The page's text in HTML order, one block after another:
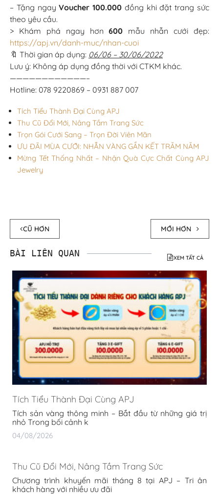
– Tặng ngay Voucher 100.000 đồng khi đặt trang sức
theo yêu cầu.
> Khám phá ngay hơn600 mẫu nhẫn cưới đẹp:
https://apj.vn/danh-muc/nhan-cuoi
🔖 Thời gian áp dụng: 06/06 – 30/06/2022
Lưu ý: Không áp dụng đồng thời với CTKM khác.
————————————–
Hotline: 078 9220869 – 0931 887 007
Tích Tiểu Thành Đại Cùng APJ
Thu Cũ Đổi Mới, Nâng Tầm Trang Sức
Trọn Gói Cưới Sang – Trọn Đời Viên Mãn
ƯU ĐÃI MÙA CƯỚI: NHẪN VÀNG GẮN KẾT TRĂM NĂM
Mừng Tết Thống Nhất – Nhận Quà Cực Chất Cùng APJ
Jewelry
CŨ HƠN MỚI HƠN
XEM TẤT CẢ
BÀI LIÊN QUAN
Tích Tiểu Thành Đại Cùng APJ
Tích sản vàng thông minh – Bắt đầu từ những giá trị
nhỏ Trong bối cảnh k
04/08/2026
Thu Cũ Đổi Mới, Nâng Tầm Trang Sức
Chương trình khuyến mãi tháng 8 tại APJ – Tri ân
khách hàng với nhiều ưu đãi